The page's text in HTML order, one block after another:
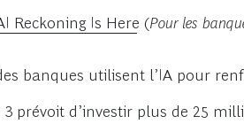
Reckoning Is Here (Pour les
banques utilisent l’IA pour
prévoit d’investir plus de 25